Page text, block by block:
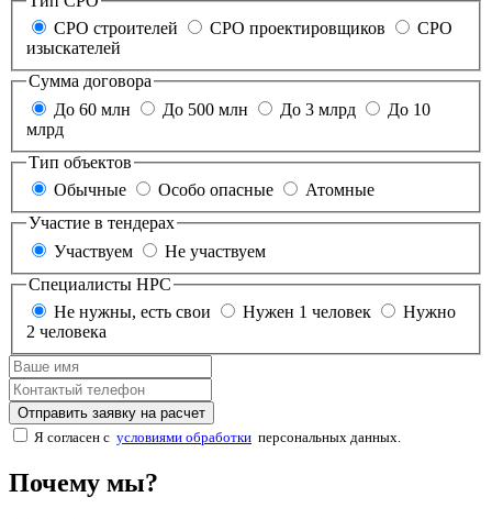
СРО строителей
СРО проектировщиков
изыскателей
Сумма договора
До 60 млн
До 500 млн До 3 млрд
млрд
Тип объектов
Обычные
Особо опасные
Атомные
Участие в тендерах
Участвуем
Не участвуем
Специалисты НРС
Не нужны, есть свои
Нужен 1 человек
2 человека
Отправить заявку на расчет
Я согласен с условиями обработки персональных данных.
Почему мы?